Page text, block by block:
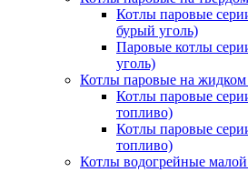
Котлы паровые
бурый уголь)
Паровые котлы
уголь)
Котлы паровые на жидком
Котлы паровые
топливо)
Котлы паровые
топливо)
Котлы водогрейные